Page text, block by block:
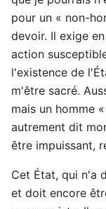
pour un « non-
devoir. Il exige
action
l'existence de
m'être sacré.
mais un homme
autrement dit
être impuissant,
Cet État, qui n'a
et doit encore